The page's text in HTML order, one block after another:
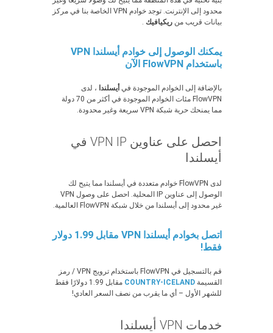
محدود إلى الإنترنت. توجد خوادم VPN الخاصة بنا في مركز
بيانات قريب من ريكيافيك .
يمكنك الوصول إلى خوادم أيسلندا VPN
باستخدام FlowVPN الآن
بالإضافة إلى الخوادم الموجودة في أيسلندا ، لدى
FlowVPN مئات الخوادم الموجودة في أكثر من 70 دولة
مما يمنحك حرية شبكة VPN سريعة وغير محدودة.
احصل على عناوين VPN IP في
أيسلندا
لدى FlowVPN خوادم متعددة في أيسلندا مما يتيح لك
الوصول إلى عناوين IP المحلية. احصل على وصول VPN
غير محدود إلى أيسلندا من خلال شبكة FlowVPN العالمية.
اتصل بخوادم أيسلندا VPN مقابل 1.99 دولار
فقط!
قم بالتسجيل في FlowVPN باستخدام ترويج VPN / رمز
القسيمة COUNTRY-ICELAND
مقابل 1.99 دولارًا فقط
للشهر الأول – أي ما يقرب من نصف السعر العادي!
خدمات VPN أيسلندا